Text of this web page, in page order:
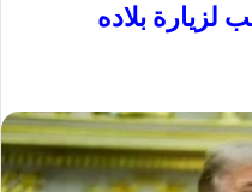
لزيارة بلاده